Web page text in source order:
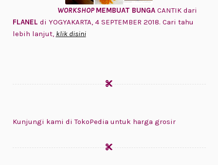
WORKSHOP MEMBUAT BUNGACANTIK dari
FLANEL di YOGYAKARTA, 4 SEPTEMBER 2018. Cari tahu
lebih lanjut, klik disini
Kunjungi kami di TokoPedia untuk harga grosir